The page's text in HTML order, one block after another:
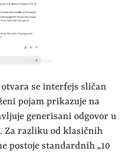
se interfejs sličan
pojam prikazuje na
generisani odgovor u
Za razliku od klasičnih
postoje standardnih „10